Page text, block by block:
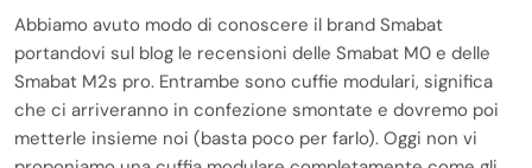
Abbiamo avuto modo di conoscere il brand Smabat
portandovi sul blog le recensioni delle Smabat M0 e delle
Smabat M2s pro. Entrambe sono cuffie modulari, significa
che ci arriveranno in confezione smontate e dovremo poi
metterle insieme noi (basta poco per farlo). Oggi non vi